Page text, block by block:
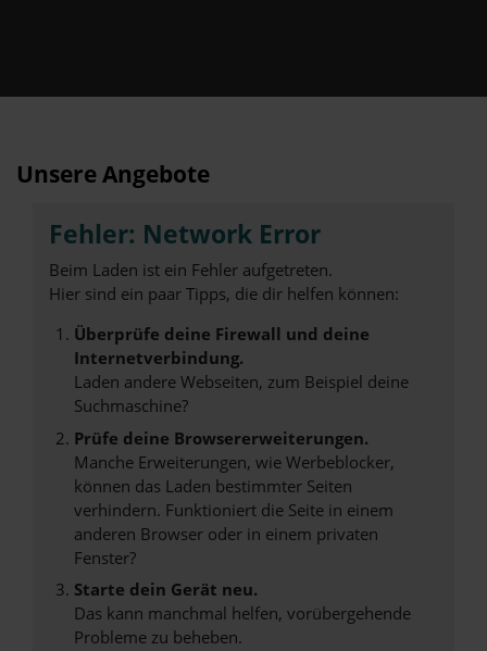
Unsere Angebote
Fehler: Network Error
Beim Laden ist ein Fehler aufgetreten.
Hier sind ein paar Tipps, die dir helfen können:
Überprüfe deine Firewall und deine
Internetverbindung.
Laden andere Webseiten, zum Beispiel deine
Suchmaschine?
Prüfe deine Browsererweiterungen.
Manche Erweiterungen, wie Werbeblocker,
können das Laden bestimmter Seiten
verhindern. Funktioniert die Seite in einem
anderen Browser oder in einem privaten
Fenster?
Starte dein Gerät neu.
Das kann manchmal helfen, vorübergehende
Probleme zu beheben.